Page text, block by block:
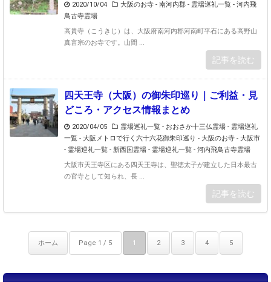
2020/10/04 大阪のお寺 - 南河内郡 - 霊場巡礼一覧 - 河内飛
鳥古寺霊場
高貴寺（こうきじ）は、大阪府南河内郡河南町平石にある高野山
真言宗のお寺です。山間 ...
記事を読む
四天王寺（大阪）の御朱印巡り｜ご利益・見
どころ・アクセス情報まとめ
2020/04/05 霊場巡礼一覧 - おおさか十三仏霊場 - 霊場巡礼
一覧 - 大阪メトロで行く六十六花御朱印巡り - 大阪のお寺 - 大阪市
- 霊場巡礼一覧 - 新西国霊場 - 霊場巡礼一覧 - 河内飛鳥古寺霊場
大阪市天王寺区にある四天王寺は、聖徳太子が建立した日本最古
の官寺として知られ、長 ...
記事を読む
ホーム Page 1 / 5 1 2 3 4 5